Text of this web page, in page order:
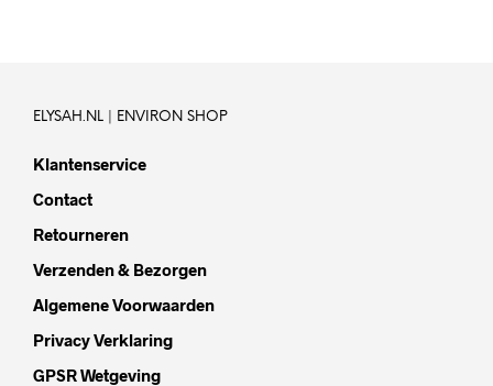
ELYSAH.NL | ENVIRON SHOP
Klantenservice
Contact
Retourneren
Verzenden & Bezorgen
Algemene Voorwaarden
Privacy Verklaring
GPSR Wetgeving